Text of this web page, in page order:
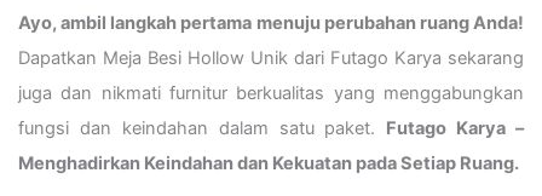
Ayo, ambil langkah pertama menuju perubahan ruang Anda!
Dapatkan Meja Besi Hollow Unik dari Futago Karya sekarang
juga dan nikmati furnitur berkualitas yang menggabungkan
fungsi dan keindahan dalam satu paket. Futago Karya –
Menghadirkan Keindahan dan Kekuatan pada Setiap Ruang.